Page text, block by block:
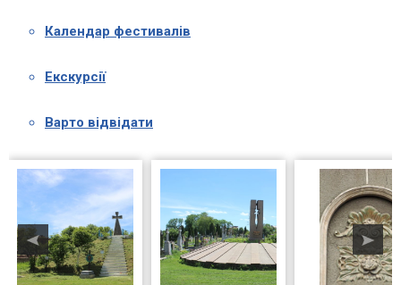
Календар фестивалів
Екскурсії
Варто відвідати